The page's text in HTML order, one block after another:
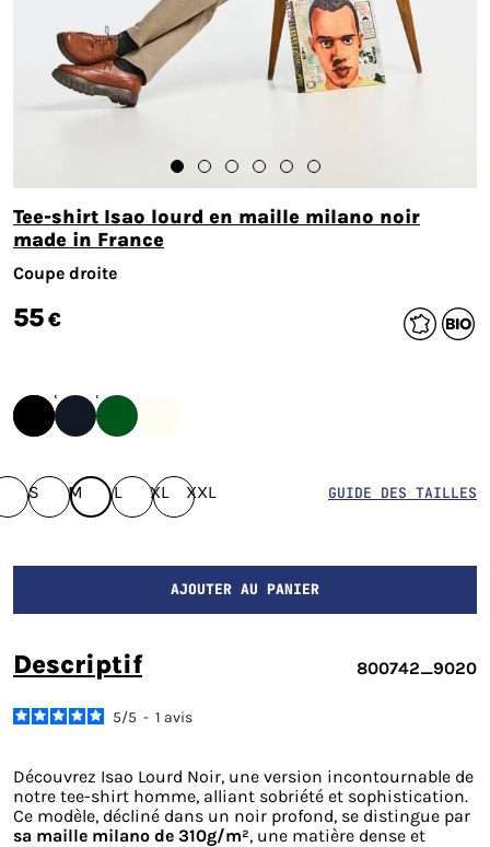
Tee-shirt Isao lourd en maille milano noir
made in France
Coupe droite
55€
S M L XL XXL GUIDE DES TAILLES
AJOUTER AU PANIER
descriptif 800742_9020
5/5 - 1 avis
Découvrez Isao Lourd Noir, une version incontournable de
notre tee-shirt homme, alliant sobriété et sophistication.
Ce modèle, décliné dans un noir profond, se distingue par
sa maille milano de 310g/m², une matière dense et